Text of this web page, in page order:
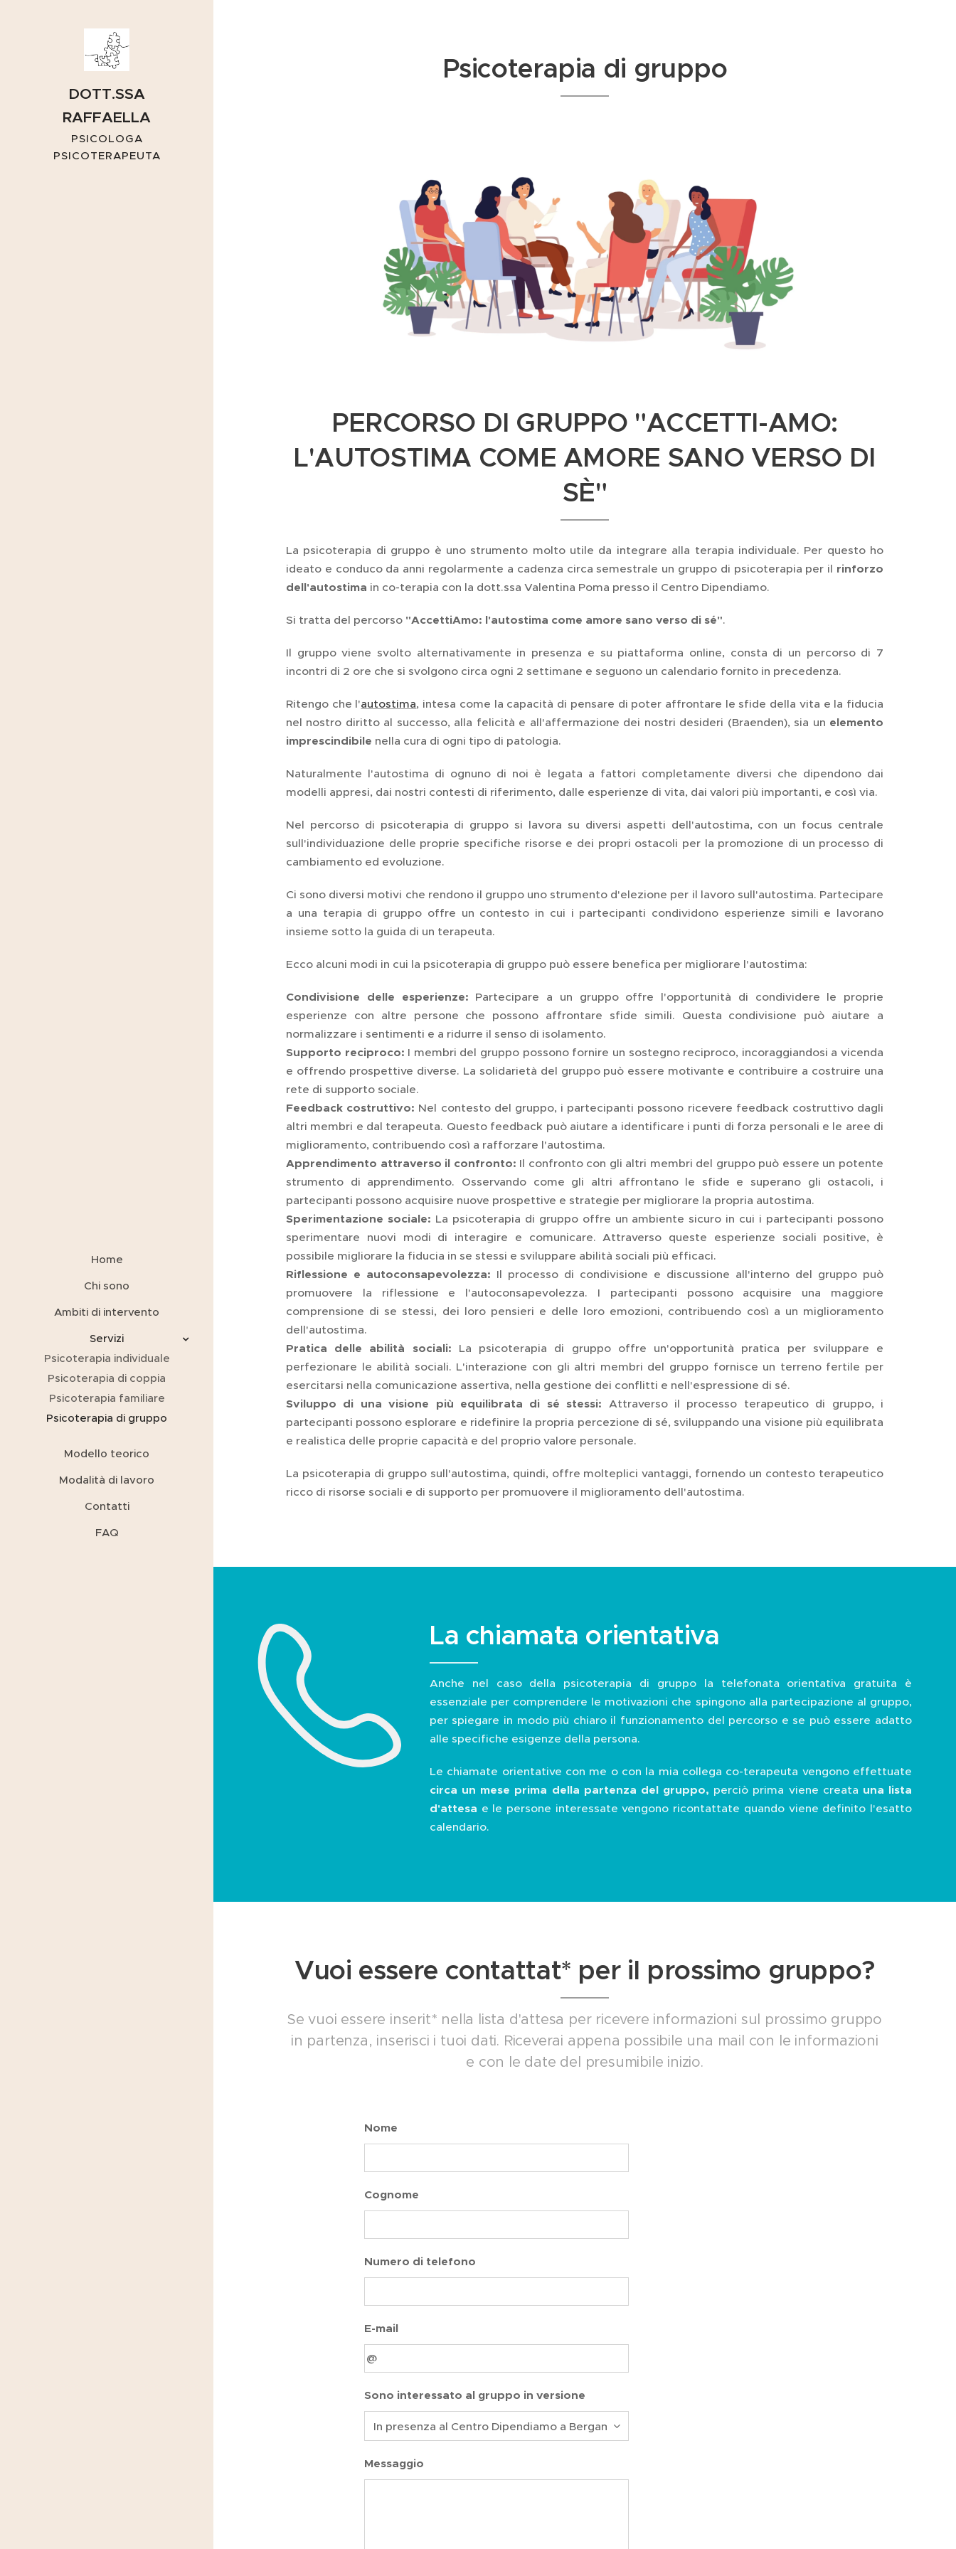
DOTT.SSA
RAFFAELLA
CAPUANO
PSICOLOGA
PSICOTERAPEUTA
Home
Chi sono
Ambiti di intervento
Servizi
Psicoterapia individuale
Psicoterapia di coppia
Psicoterapia familiare
Psicoterapia di gruppo
Modello teorico
Modalità di lavoro
Contatti
FAQ
Psicoterapia di gruppo
PERCORSO DI GRUPPO "ACCETTI-AMO:
L'AUTOSTIMA COME AMORE SANO VERSO DI
SÈ"
La psicoterapia di gruppo è uno strumento molto utile da integrare alla terapia individuale. Per questo ho
ideato e conduco da anni regolarmente a cadenza circa semestrale un gruppo di psicoterapia per il rinforzo
dell'autostima in co-terapia con la dott.ssa Valentina Poma presso il Centro Dipendiamo.
Si tratta del percorso "AccettiAmo: l'autostima come amore sano verso di sé".
Il gruppo viene svolto alternativamente in presenza e su piattaforma online, consta di un percorso di 7
incontri di 2 ore che si svolgono circa ogni 2 settimane e seguono un calendario fornito in precedenza.
Ritengo che l'autostima, intesa come la capacità di pensare di poter affrontare le sfide della vita e la fiducia
nel nostro diritto al successo, alla felicità e all'affermazione dei nostri desideri (Braenden), sia un elemento
imprescindibile nella cura di ogni tipo di patologia.
Naturalmente l'autostima di ognuno di noi è legata a fattori completamente diversi che dipendono dai
modelli appresi, dai nostri contesti di riferimento, dalle esperienze di vita, dai valori più importanti, e così via.
Nel percorso di psicoterapia di gruppo si lavora su diversi aspetti dell'autostima, con un focus centrale
sull'individuazione delle proprie specifiche risorse e dei propri ostacoli per la promozione di un processo di
cambiamento ed evoluzione.
Ci sono diversi motivi che rendono il gruppo uno strumento d'elezione per il lavoro sull'autostima. Partecipare
a una terapia di gruppo offre un contesto in cui i partecipanti condividono esperienze simili e lavorano
insieme sotto la guida di un terapeuta.
Ecco alcuni modi in cui la psicoterapia di gruppo può essere benefica per migliorare l'autostima:
Condivisione delle esperienze: Partecipare a un gruppo offre l'opportunità di condividere le proprie
esperienze con altre persone che possono affrontare sfide simili. Questa condivisione può aiutare a
normalizzare i sentimenti e a ridurre il senso di isolamento.
Supporto reciproco: I membri del gruppo possono fornire un sostegno reciproco, incoraggiandosi a vicenda
e offrendo prospettive diverse. La solidarietà del gruppo può essere motivante e contribuire a costruire una
rete di supporto sociale.
Feedback costruttivo: Nel contesto del gruppo, i partecipanti possono ricevere feedback costruttivo dagli
altri membri e dal terapeuta. Questo feedback può aiutare a identificare i punti di forza personali e le aree di
miglioramento, contribuendo così a rafforzare l'autostima.
Apprendimento attraverso il confronto: Il confronto con gli altri membri del gruppo può essere un potente
strumento di apprendimento. Osservando come gli altri affrontano le sfide e superano gli ostacoli, i
partecipanti possono acquisire nuove prospettive e strategie per migliorare la propria autostima.
Sperimentazione sociale: La psicoterapia di gruppo offre un ambiente sicuro in cui i partecipanti possono
sperimentare nuovi modi di interagire e comunicare. Attraverso queste esperienze sociali positive, è
possibile migliorare la fiducia in se stessi e sviluppare abilità sociali più efficaci.
Riflessione e autoconsapevolezza: Il processo di condivisione e discussione all'interno del gruppo può
promuovere la riflessione e l'autoconsapevolezza. I partecipanti possono acquisire una maggiore
comprensione di se stessi, dei loro pensieri e delle loro emozioni, contribuendo così a un miglioramento
dell'autostima.
Pratica delle abilità sociali: La psicoterapia di gruppo offre un'opportunità pratica per sviluppare e
perfezionare le abilità sociali. L'interazione con gli altri membri del gruppo fornisce un terreno fertile per
esercitarsi nella comunicazione assertiva, nella gestione dei conflitti e nell'espressione di sé.
Sviluppo di una visione più equilibrata di sé stessi: Attraverso il processo terapeutico di gruppo, i
partecipanti possono esplorare e ridefinire la propria percezione di sé, sviluppando una visione più equilibrata
e realistica delle proprie capacità e del proprio valore personale.
La psicoterapia di gruppo sull'autostima, quindi, offre molteplici vantaggi, fornendo un contesto terapeutico
ricco di risorse sociali e di supporto per promuovere il miglioramento dell'autostima.
La chiamata orientativa
Anche nel caso della psicoterapia di gruppo la telefonata orientativa gratuita è
essenziale per comprendere le motivazioni che spingono alla partecipazione al gruppo,
per spiegare in modo più chiaro il funzionamento del percorso e se può essere adatto
alle specifiche esigenze della persona.
Le chiamate orientative con me o con la mia collega co-terapeuta vengono effettuate
circa un mese prima della partenza del gruppo, perciò prima viene creata una lista
d'attesa e le persone interessate vengono ricontattate quando viene definito l'esatto
calendario.
Vuoi essere contattat* per il prossimo gruppo?
Se vuoi essere inserit* nella lista d'attesa per ricevere informazioni sul prossimo gruppo
in partenza, inserisci i tuoi dati. Riceverai appena possibile una mail con le informazioni
e con le date del presumibile inizio.
Nome
Cognome
Numero di telefono
E-mail
Sono interessato al gruppo in versione
Messaggio